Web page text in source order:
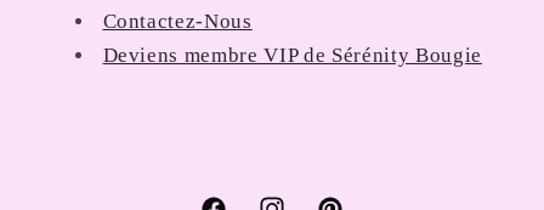
Contactez-Nous
Deviens membre VIP de Sérénity Bougie